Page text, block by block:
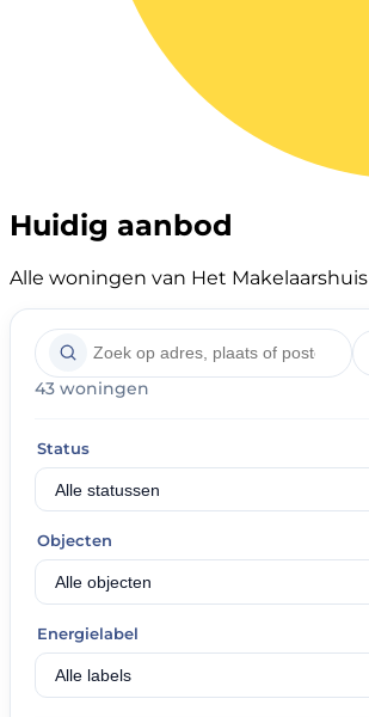
Huidig aanbod
Alle woningen van Het Makelaarshuis
43 woningen
Status
Objecten
Energielabel